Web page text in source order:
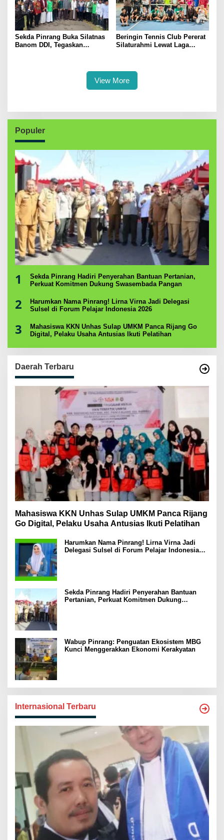
Sekda Pinrang Buka Silatnas
Banom DDI, Tegaskan
Beringin Tennis Club Pererat
Silaturahmi Lewat Laga
View More
Populer
1
Sekda Pinrang Hadiri Penyerahan Bantuan Pertanian,
Perkuat Komitmen Dukung Swasembada Pangan
2
Harumkan Nama Pinrang! Lirna Virna Jadi Delegasi
Sulsel di Forum Pelajar Indonesia 2026
3
Mahasiswa KKN Unhas Sulap UMKM Panca Rijang Go
Digital, Pelaku Usaha Antusias Ikuti Pelatihan
Daerah Terbaru
Mahasiswa KKN Unhas Sulap UMKM Panca Rijang
Go Digital, Pelaku Usaha Antusias Ikuti Pelatihan
Harumkan Nama Pinrang! Lirna Virna Jadi
Delegasi Sulsel di Forum Pelajar Indonesia
Sekda Pinrang Hadiri Penyerahan Bantuan
Pertanian, Perkuat Komitmen Dukung
Wabup Pinrang: Penguatan Ekosistem MBG
Kunci Menggerakkan Ekonomi Kerakyatan
Internasional Terbaru